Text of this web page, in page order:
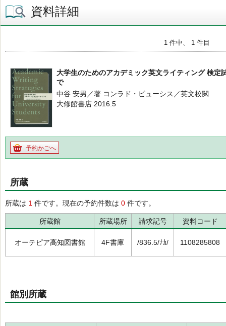
資料詳細
1 件中、 1 件目
大学生のためのアカデミック英文ライティング 検定
で
中谷 安男／著 コンラド・ビューシス／英文校閲
大修館書店 2016.5
予約かごへ
所蔵
所蔵は 1 件です。現在の予約件数は 0 件です。
所蔵館 所蔵場所 請求記号 資料コード
オーテピア高知図書館 4F書庫 /836.5/ﾅｶ/ 1108285808
館別所蔵